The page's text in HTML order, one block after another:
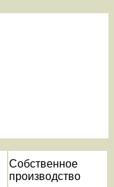
Собственное
производство